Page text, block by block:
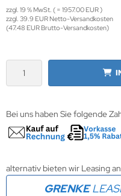
zzgl. 19 % MwSt. ( = 1957.00 EUR )
zzgl. 39.9 EUR Netto-Versandkosten
(47.48 EUR Brutto-Versandkosten)
Bei uns haben Sie folgende
alternativ bieten wir Leasing an
GRENKE